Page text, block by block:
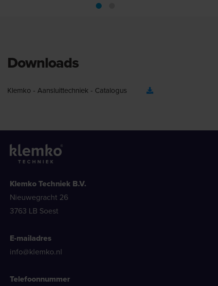
Downloads
Klemko - Aansluittechniek - Catalogus
Klemko Techniek B.V.
Nieuwegracht 26
3763 LB Soest
E-mailadres
info@klemko.nl
Telefoonnummer